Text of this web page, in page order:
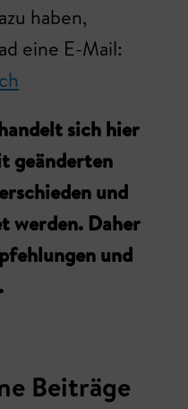
haben,
eine E-Mail:
sich hier
geänderten
und
werden. Daher
und
Beiträge